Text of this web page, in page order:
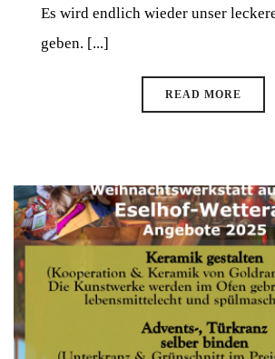
Es wird endlich wieder unser
geben. [...]
READ MORE